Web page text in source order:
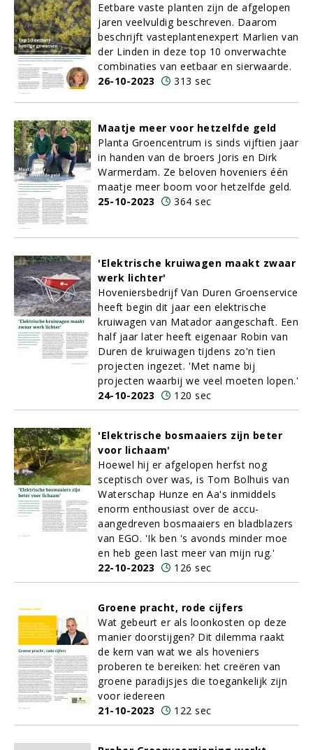
Eetbare vaste planten zijn de afgelopen
jaren veelvuldig beschreven. Daarom
beschrijft vasteplantenexpert Marlien van
der Linden in deze top 10 onverwachte
combinaties van eetbaar en sierwaarde.
26-10-2023
313 sec
Maatje meer voor hetzelfde geld
Planta Groencentrum is sinds vijftien jaar
in handen van de broers Joris en Dirk
Warmerdam. Ze beloven hoveniers één
maatje meer boom voor hetzelfde geld.
25-10-2023
364 sec
'Elektrische kruiwagen maakt zwaar
werk lichter'
Hoveniersbedrijf Van Duren Groenservice
heeft begin dit jaar een elektrische
kruiwagen van Matador aangeschaft. Een
half jaar later heeft eigenaar Robin van
Duren de kruiwagen tijdens zo'n tien
projecten ingezet. 'Met name bij
projecten waarbij we veel moeten lopen.'
24-10-2023
120 sec
'Elektrische bosmaaiers zijn beter
voor lichaam'
Hoewel hij er afgelopen herfst nog
sceptisch over was, is Tom Bolhuis van
Waterschap Hunze en Aa's inmiddels
enorm enthousiast over de accu-
aangedreven bosmaaiers en bladblazers
van EGO. 'Ik ben 's avonds minder moe
en heb geen last meer van mijn rug.'
22-10-2023
126 sec
Groene pracht, rode cijfers
Wat gebeurt er als loonkosten op deze
manier doorstijgen? Dit dilemma raakt
de kern van wat we als hoveniers
proberen te bereiken: het creëren van
groene paradijsjes die toegankelijk zijn
voor iedereen
21-10-2023
122 sec